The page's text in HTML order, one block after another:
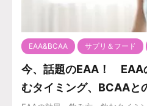
EAA&BCAA サプリ＆フード
今、話題のEAA！ EAA
むタイミング、BCAAと